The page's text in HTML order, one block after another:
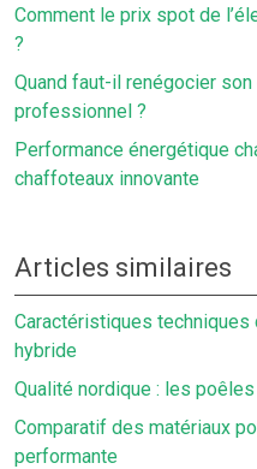
Comment le prix spot de
?
Quand faut-il renégocier
professionnel ?
Performance énergétique
chaffoteaux innovante
Articles similaires
Caractéristiques techniques
hybride
Qualité nordique : les
Comparatif des matériaux
performante